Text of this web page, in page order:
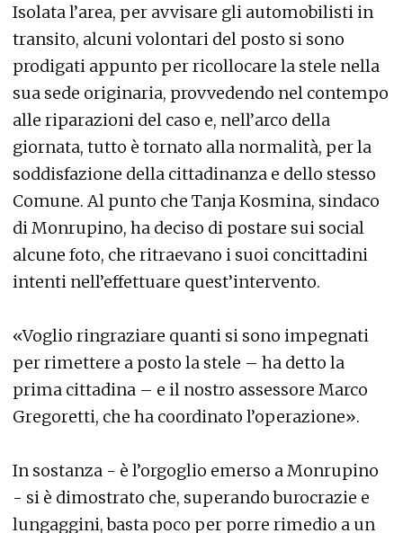
Isolata l’area, per avvisare gli automobilisti in
transito, alcuni volontari del posto si sono
prodigati appunto per ricollocare la stele nella
sua sede originaria, provvedendo nel contempo
alle riparazioni del caso e, nell’arco della
giornata, tutto è tornato alla normalità, per la
soddisfazione della cittadinanza e dello stesso
Comune. Al punto che Tanja Kosmina, sindaco
di Monrupino, ha deciso di postare sui social
alcune foto, che ritraevano i suoi concittadini
intenti nell’effettuare quest’intervento.
«Voglio ringraziare quanti si sono impegnati
per rimettere a posto la stele – ha detto la
prima cittadina – e il nostro assessore Marco
Gregoretti, che ha coordinato l’operazione».
In sostanza - è l’orgoglio emerso a Monrupino
- si è dimostrato che, superando burocrazie e
lungaggini, basta poco per porre rimedio a un